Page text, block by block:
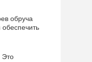
обруча
Это